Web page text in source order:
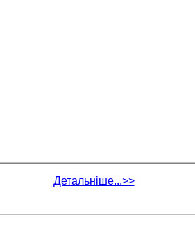
Детальніше...>>